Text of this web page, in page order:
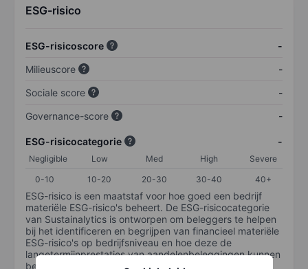
ESG-risico
ESG-risicoscore
-
Milieuscore
-
Sociale score
-
Governance-score
-
ESG-risicocategorie -
Negligible Low Med High
Severe
0-10
10-20 20-30 30-40 40+
ESG-risico is een maatstaf voor hoe goed een bedrijf
materiële ESG-risico's beheert. De ESG-risicocategorie
van Sustainalytics is ontworpen om beleggers te helpen
bij het identificeren en begrijpen van financieel materiële
ESG-risico's op bedrijfsniveau en hoe deze de
langetermijnprestaties van aandelenbeleggingen kunnen
beïnvloeden. De schaal loopt van 0-100. Hoe lager het